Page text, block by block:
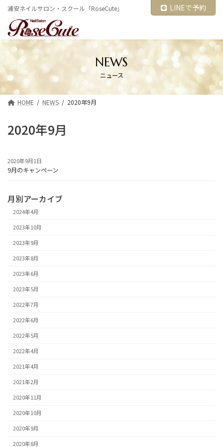
ツ
キ
ッ
シ
に
移
浦安ネイルサロン・スクール「RoseCute」 LINEで予約
NEWS
ニュース
HOME NEWS 2020年9月
2020年9月
2020年9月1日
9月のキャンペーン
月別アーカイブ
2024年4月
2023年10月
2023年9月
2023年8月
2023年6月
2023年5月
2022年7月
2022年6月
2022年5月
2022年4月
2021年4月
2021年2月
2020年11月
2020年10月
2020年9月
2020年8月